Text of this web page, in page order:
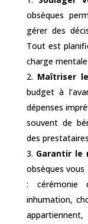
obsèques
gérer des
Tout est
charge
Maîtriser
budget à
dépenses
souvent de
des
Garantir le
obsèques
: cérémonie
inhumation,